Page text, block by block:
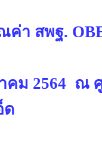
ค่า สพฐ.
คม 2564 ณ
ด